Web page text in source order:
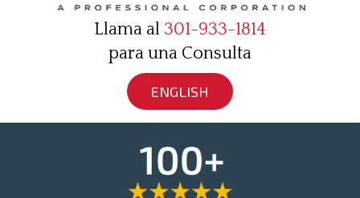
Llama al 301-933-1814
para una Consulta
ENGLISH